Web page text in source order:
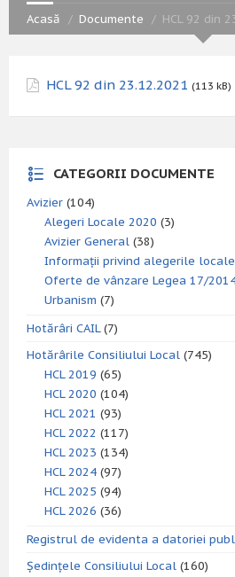
Acasă Documente HCL 92 din
HCL 92 din 23.12.2021 (113 kB)
CATEGORII DOCUMENTE
Avizier (104)
Alegeri Locale 2020 (3)
Avizier General (38)
Informații privind alegerile
Oferte de vânzare Legea 17/
Urbanism (7)
Hotărâri CAIL(7)
Hotărârile Consiliului Local (745)
HCL 2019 (65)
HCL 2020 (104)
HCL 2021 (93)
HCL 2022 (117)
HCL 2023 (134)
HCL 2024 (97)
HCL 2025 (94)
HCL 2026 (36)
Registrul de evidenta a datoriei
Ședințele Consiliului Local (160)